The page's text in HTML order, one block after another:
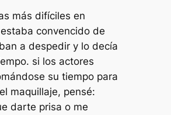
más difíciles en
convencido de
a despedir y lo decía
si los actores
su tiempo para
maquillaje, pensé:
darte prisa o me